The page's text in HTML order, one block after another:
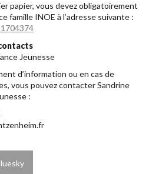
papier, vous devez obligatoirement
famille INOE à l’adresse suivante :
Jeunesse
d’information ou en cas de
vous pouvez contacter Sandrine
: